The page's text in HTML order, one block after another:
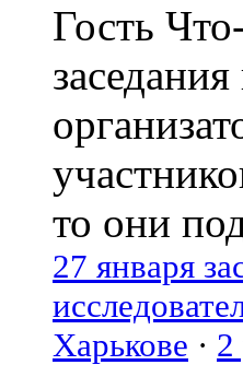
Гость
то они
27 января
Харькове · 2